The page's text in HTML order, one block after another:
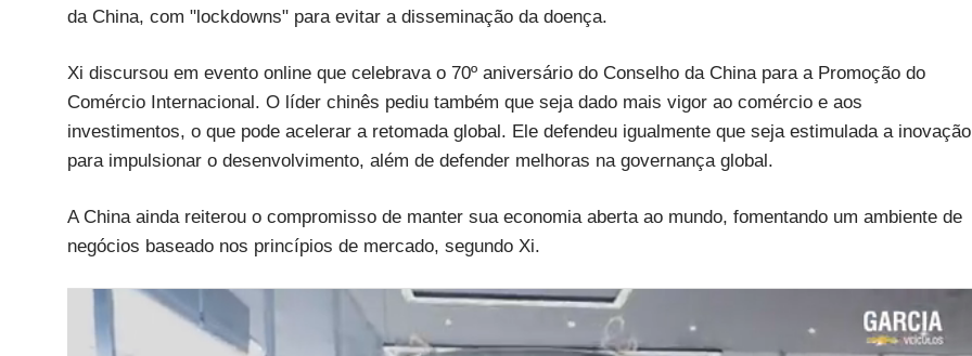
da China, com "lockdowns" para evitar a disseminação da doença.
Xi discursou em evento online que celebrava o 70º aniversário do Conselho da China para a Promoção do
Comércio Internacional. O líder chinês pediu também que seja dado mais vigor ao comércio e aos
investimentos, o que pode acelerar a retomada global. Ele defendeu igualmente que seja estimulada a inovação
para impulsionar o desenvolvimento, além de defender melhoras na governança global.
A China ainda reiterou o compromisso de manter sua economia aberta ao mundo, fomentando um ambiente de
negócios baseado nos princípios de mercado, segundo Xi.